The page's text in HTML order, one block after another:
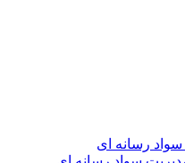
رسانه ای